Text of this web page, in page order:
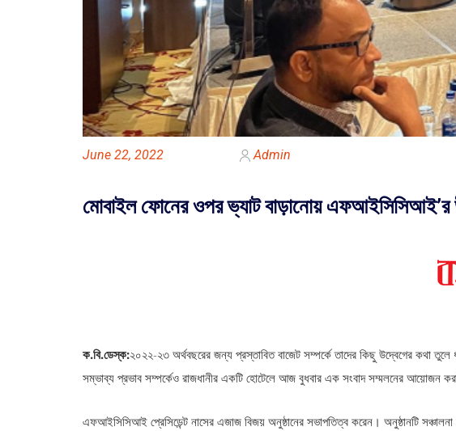
June 22, 2022 Admin
মোবাইল ফোনের ওপর ভ্যাট বাড়ানোয়
ক.বি.ডেস্ক:২০২২-২৩ অর্থবছরের জন্য প্রস্তাবিত বাজেট সম্পর্কে তাদের কিছু উদ্বেগের কথা
সম্ভাব্য প্রভাব সম্পর্কেও রাজধানীর একটি হোটেলে আজ বুধবার এক সংবাদ সম্মলনের আয়োজন
এফআইসিসিআই প্রেসিডেন্ট নাসের এজাজ বিজয় অনুষ্ঠানের সভাপতিত্ব করেন। অনুষ্ঠানটি